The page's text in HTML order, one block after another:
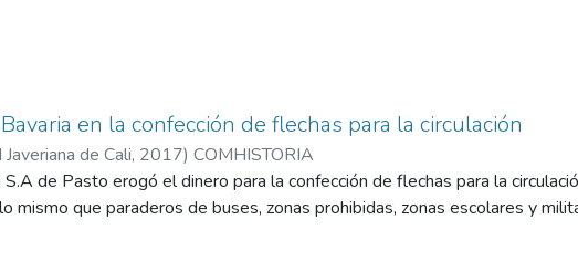
en la confección de flechas para la circulación
de Cali, 2017) COMHISTORIA
S.A de Pasto erogó el dinero para la confección de flechas para la
mismo que paraderos de buses, zonas prohibidas, zonas escolares y